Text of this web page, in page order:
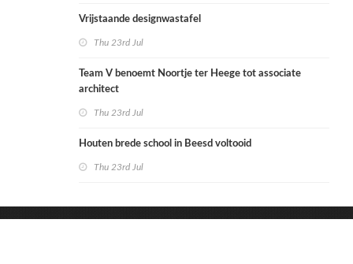
Vrijstaande designwastafel
Thu 23rd Jul
Team V benoemt Noortje ter Heege tot associate
architect
Thu 23rd Jul
Houten brede school in Beesd voltooid
Thu 23rd Jul